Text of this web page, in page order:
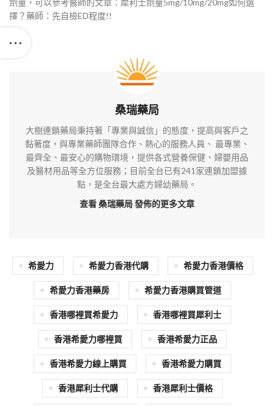
擇？藥師：先自檢ED程度!!
桑瑞藥局
大樹連鎖藥局秉持著「專業與誠信」的態度，提高與客戶之
黏著度，與專業藥師團隊合作、熱心的服務人員、 最專業、
最齊全、最安心的購物環境，提供各式營養保健、婦嬰用品
及醫材用品等全方位服務；目前全台已有241家連鎖加盟據
點，是全台最大處方婦幼藥局。
查看 桑瑞藥局發佈的更多文章
希愛力 希愛力香港代購 希愛力香港價格
希愛力香港藥房 希愛力香港購買管道
香港哪裡買希愛力 香港哪裡買犀利士
香港希愛力哪裡買 香港希愛力正品
香港希愛力線上購買 香港希愛力購買
香港犀利士代購 香港犀利士價格